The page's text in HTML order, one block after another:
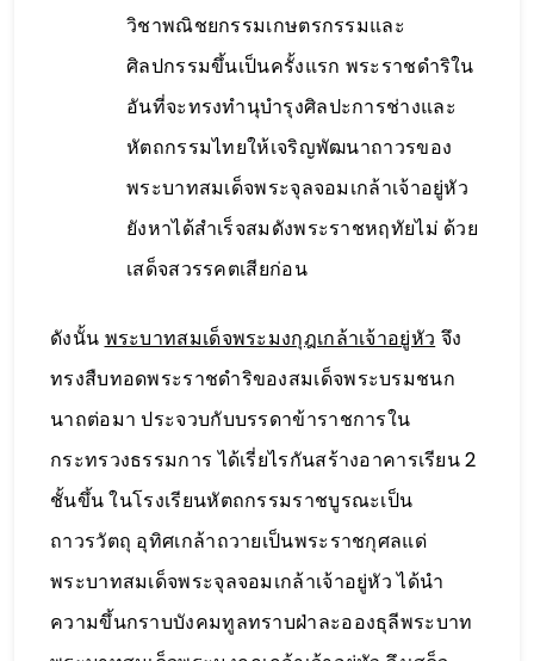
วิชาพณิชยกรรมเกษตรกรรมและ
ศิลปกรรมขึ้นเป็นครั้งแรก พระราชดำริใน
อันที่จะทรงทำนุบำรุงศิลปะการช่างและ
หัตถกรรมไทยให้เจริญพัฒนาถาวรของ
พระบาทสมเด็จพระจุลจอมเกล้าเจ้าอยู่หัว
ยังหาได้สำเร็จสมดังพระราชหฤทัยไม่ ด้วย
เสด็จสวรรคตเสียก่อน
ดังนั้น พระบาทสมเด็จพระมงกุฎเกล้าเจ้าอยู่หัว จึง
ทรงสืบทอดพระราชดำริของสมเด็จพระบรมชนก
นาถต่อมา ประจวบกับบรรดาข้าราชการใน
กระทรวงธรรมการ ได้เรี่ยไรกันสร้างอาคารเรียน 2
ชั้นขึ้น ในโรงเรียนหัตถกรรมราชบูรณะเป็น
ถาวรวัตถุ อุทิศเกล้าถวายเป็นพระราชกุศลแด่
พระบาทสมเด็จพระจุลจอมเกล้าเจ้าอยู่หัว ได้นำ
ความขึ้นกราบบังคมทูลทราบฝ่าละอองธุลีพระบาท